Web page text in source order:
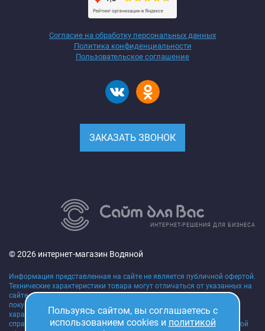
Согласие на обработку персональных данных
Политика конфиденциальности
Пользовательское соглашение
ЗАКАЗАТЬ ЗВОНОК
ИНТЕРНЕТ-РЕШЕНИЯ ДЛЯ БИЗНЕСА
© 2026 интернет-магазин Водяной
Информация представленная на сайте не является публичной офертой.
Технические характеристики товара могут отличаться от указанных на
сайте, уточняйте технические характеристики товара на момент
покупки и оплаты. Вся информация на сайте о товарах,
характеристиках, сроках поставки, ценах носит исключительно
справочный характер и ни при каких условиях не является публичной
Пользуясь сайтом, вы соглашаетесь с
использованием cookies и политикой